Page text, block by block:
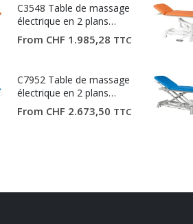
C3548 Table de massage
électrique en 2 plans
Ecopostural
From CHF 1.985,28 TTC
C7952 Table de massage
électrique en 2 plans
Ecopostural
From CHF 2.673,50 TTC